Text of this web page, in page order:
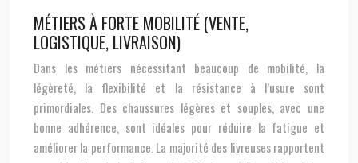
MÉTIERS À FORTE MOBILITÉ (VENTE,
LOGISTIQUE, LIVRAISON)
Dans les métiers nécessitant beaucoup de mobilité, la
légèreté, la flexibilité et la résistance à l’usure sont
primordiales. Des chaussures légères et souples, avec une
bonne adhérence, sont idéales pour réduire la fatigue et
améliorer la performance. La majorité des livreuses rapportent